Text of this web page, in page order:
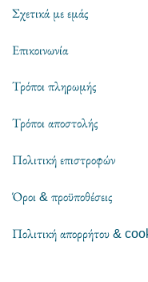
Σχετικά με εμάς
Επικοινωνία
Τρόποι πληρωμής
Τρόποι αποστολής
Πολιτική επιστροφών
Όροι & προϋποθέσεις
Πολιτική απορρήτου &